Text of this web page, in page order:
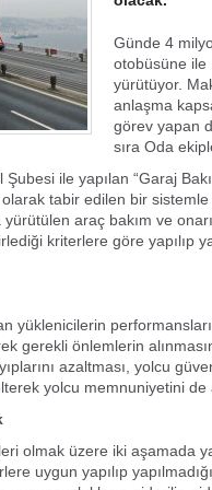
Günde 4
otobüsüne ile
yürütüyor.
anlaşma
görev yapan
sıra Oda
ile yapılan “Garaj
tabir edilen bir
araç bakım ve
kriterlere göre yapılıp
yüklenicilerin
gerekli önlemlerin
azaltması, yolcu
yolcu memnuniyetini de
olmak üzere iki aşamada
uygun yapılıp